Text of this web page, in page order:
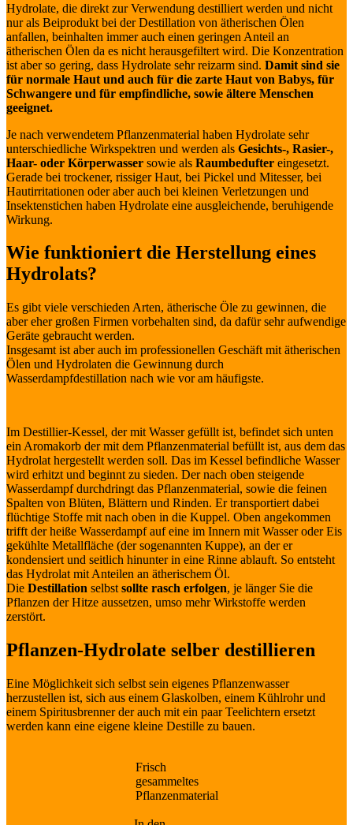
Hydrolate, die direkt zur Verwendung destilliert werden und nicht
nur als Beiprodukt bei der Destillation von ätherischen Ölen
anfallen, beinhalten immer auch einen geringen Anteil an
ätherischen Ölen da es nicht herausgefiltert wird. Die Konzentration
ist aber so gering, dass Hydrolate sehr reizarm sind. Damit sind sie
für normale Haut und auch für die zarte Haut von Babys, für
Schwangere und für empfindliche, sowie ältere Menschen
geeignet.
Je nach verwendetem Pflanzenmaterial haben Hydrolate sehr
unterschiedliche Wirkspektren und werden als Gesichts-, Rasier-,
Haar- oder Körperwasser sowie als Raumbedufter eingesetzt.
Gerade bei trockener, rissiger Haut, bei Pickel und Mitesser, bei
Hautirritationen oder aber auch bei kleinen Verletzungen und
Insektenstichen haben Hydrolate eine ausgleichende, beruhigende
Wirkung.
Wie funktioniert die Herstellung eines
Hydrolats?
Es gibt viele verschieden Arten, ätherische Öle zu gewinnen, die
aber eher großen Firmen vorbehalten sind, da dafür sehr aufwendige
Geräte gebraucht werden.
Insgesamt ist aber auch im professionellen Geschäft mit ätherischen
Ölen und Hydrolaten die Gewinnung durch
Wasserdampfdestillation nach wie vor am häufigste.
Im Destillier-Kessel, der mit Wasser gefüllt ist, befindet sich unten
ein Aromakorb der mit dem Pflanzenmaterial befüllt ist, aus dem das
Hydrolat hergestellt werden soll. Das im Kessel befindliche Wasser
wird erhitzt und beginnt zu sieden. Der nach oben steigende
Wasserdampf durchdringt das Pflanzenmaterial, sowie die feinen
Spalten von Blüten, Blättern und Rinden. Er transportiert dabei
flüchtige Stoffe mit nach oben in die Kuppel. Oben angekommen
trifft der heiße Wasserdampf auf eine im Innern mit Wasser oder Eis
gekühlte Metallfläche (der sogenannten Kuppe), an der er
kondensiert und seitlich hinunter in eine Rinne ablauft. So entsteht
das Hydrolat mit Anteilen an ätherischem Öl.
Die Destillation selbst sollte rasch erfolgen, je länger Sie die
Pflanzen der Hitze aussetzen, umso mehr Wirkstoffe werden
zerstört.
Pflanzen-Hydrolate selber destillieren
Eine Möglichkeit sich selbst sein eigenes Pflanzenwasser
herzustellen ist, sich aus einem Glaskolben, einem Kühlrohr und
einem Spiritusbrenner der auch mit ein paar Teelichtern ersetzt
werden kann eine eigene kleine Destille zu bauen.
Frisch
gesammeltes
Pflanzenmaterial